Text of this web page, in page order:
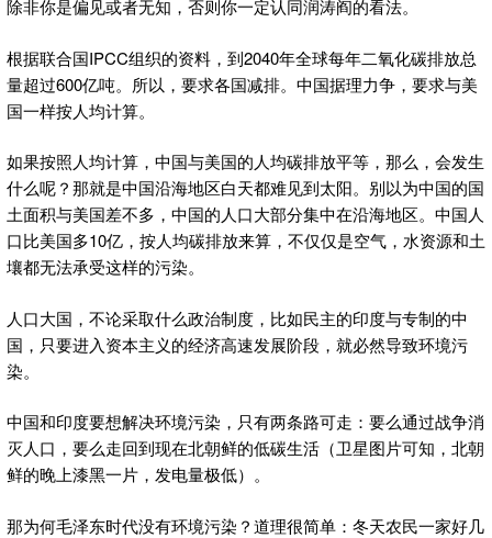
除非你是偏见或者无知，否则你一定认同润涛阎的看法。
根据联合国IPCC组织的资料，到2040年全球每年二氧化碳排放总
量超过600亿吨。所以，要求各国减排。中国据理力争，要求与美
国一样按人均计算。
如果按照人均计算，中国与美国的人均碳排放平等，那么，会发生
什么呢？那就是中国沿海地区白天都难见到太阳。别以为中国的国
土面积与美国差不多，中国的人口大部分集中在沿海地区。中国人
口比美国多10亿，按人均碳排放来算，不仅仅是空气，水资源和土
壤都无法承受这样的污染。
人口大国，不论采取什么政治制度，比如民主的印度与专制的中
国，只要进入资本主义的经济高速发展阶段，就必然导致环境污
染。
中国和印度要想解决环境污染，只有两条路可走：要么通过战争消
灭人口，要么走回到现在北朝鲜的低碳生活（卫星图片可知，北朝
鲜的晚上漆黑一片，发电量极低）。
那为何毛泽东时代没有环境污染？道理很简单：冬天农民一家好几